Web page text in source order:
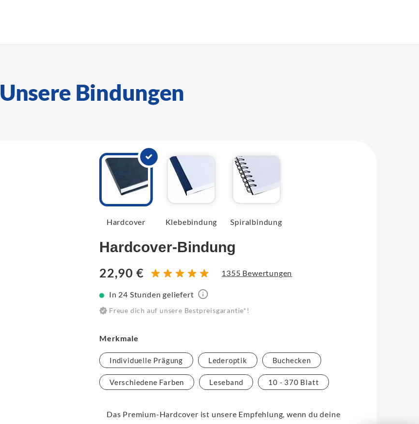
Unsere Bindungen
Hardcover Klebebindung Spiralbindung
Hardcover-Bindung
22,90 € 1355 Bewertungen
In 24 Stunden geliefert
Freue dich auf unsere Bestpreisgarantie*!
Merkmale
Individuelle Prägung Lederoptik Buchecken
Verschiedene Farben Leseband 10 - 370 Blatt
Das Premium-Hardcover ist unsere Empfehlung, wenn du deine